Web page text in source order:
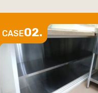
CASE02.